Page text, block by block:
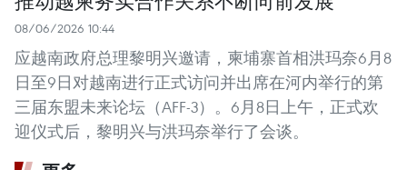
08/06/2026 10:44
应越南政府总理黎明兴邀请，柬埔寨首相洪玛奈6月8
日至9日对越南进行正式访问并出席在河内举行的第
三届东盟未来论坛（AFF-3）。6月8日上午，正式欢
迎仪式后，黎明兴与洪玛奈举行了会谈。